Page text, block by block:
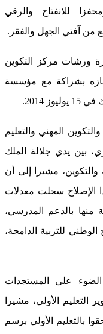
للانفتاح والرقي
من آفتي الجهل والفقر.
ورشات مركز التكوين
بشراكة مع مؤسسة
2014.
المهني والتعليم
بين يدي جلالة الملك
مشيرا إلى أن
الإصلاح سجلت معدلات
منها بالدعم المدرسي،
للتربية الدامجة،
على المستجدات
الأولي، مشيرا
بالتعليم الأولي برسم